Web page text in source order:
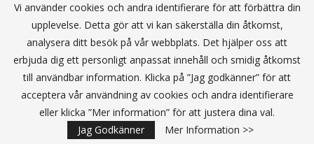
Vi använder cookies och andra identifierare för att förbättra din
upplevelse. Detta gör att vi kan säkerställa din åtkomst,
analysera ditt besök på vår webbplats. Det hjälper oss att
erbjuda dig ett personligt anpassat innehåll och smidig åtkomst
till användbar information. Klicka på ”Jag godkänner” för att
acceptera vår användning av cookies och andra identifierare
eller klicka ”Mer information” för att justera dina val.
Jag Godkänner
Mer Information >>